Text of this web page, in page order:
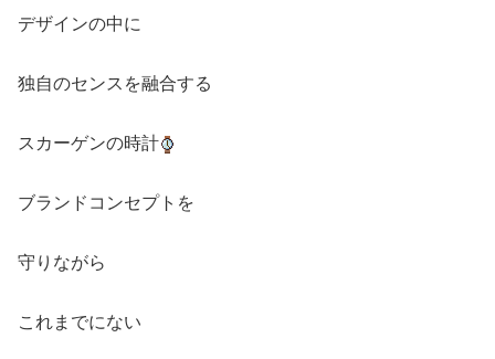
デザインの中に
独自のセンスを融合する
スカーゲンの時計
ブランドコンセプトを
守りながら
これまでにない